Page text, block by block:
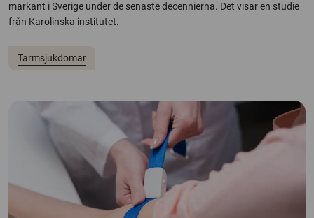
markant i Sverige under de senaste decennierna. Det visar en studie
från Karolinska institutet.
Tarmsjukdomar